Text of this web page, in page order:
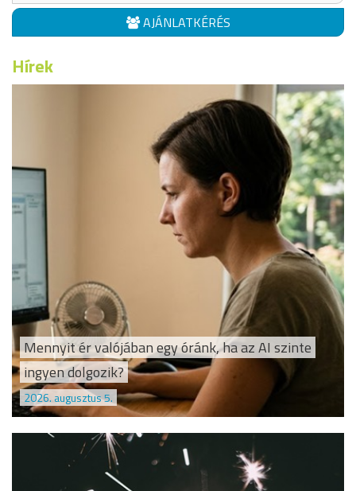
AJÁNLATKÉRÉS
Hírek
Mennyit ér valójában egy óránk, ha az AI szinte
ingyen dolgozik?
2026. augusztus 5.